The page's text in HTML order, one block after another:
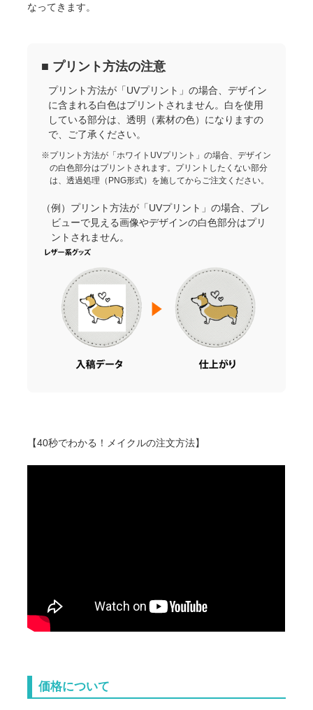
なってきます。
■ プリント方法の注意
プリント方法が「UVプリント」の場合、デザイン
に含まれる白色はプリントされません。白を使用
している部分は、透明（素材の色）になりますの
で、ご了承ください。
※プリント方法が「ホワイトUVプリント」の場合、デザイン
の白色部分はプリントされます。プリントしたくない部分
は、透過処理（PNG形式）を施してからご注文ください。
（例）プリント方法が「UVプリント」の場合、プレ
ビューで見える画像やデザインの白色部分はプリ
ントされません。
【40秒でわかる！メイクルの注文方法】
価格について